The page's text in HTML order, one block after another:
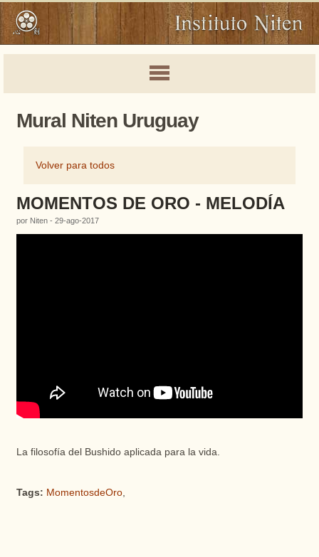
Mural Niten Uruguay
Volver para todos
MOMENTOS DE ORO - MELODÍA
por Niten - 29-ago-2017
La filosofía del Bushido aplicada para la vida.
Tags: MomentosdeOro,